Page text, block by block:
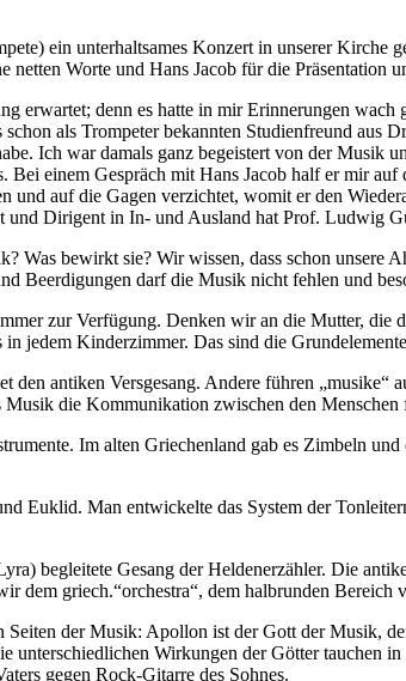
ein unterhaltsames Konzert in unserer
Worte und Hans Jacob für die Präsentation
erwartet; denn es hatte in mir Erinnerungen
als Trompeter bekannten Studienfreund aus
Ich war damals ganz begeistert von der Musik
Bei einem Gespräch mit Hans Jacob half er mir
auf die Gagen verzichtet, womit er den
Dirigent in In- und Ausland hat Prof. Ludwig
Was bewirkt sie? Wir wissen, dass schon unsere
Beerdigungen darf die Musik nicht fehlen und
zur Verfügung. Denken wir an die Mutter,
jedem Kinderzimmer. Das sind die
den antiken Versgesang. Andere führen
die Kommunikation zwischen den
Im alten Griechenland gab es Zimbeln
Euklid. Man entwickelte das System der
begleitete Gesang der Heldenerzähler. Die
dem griech.“orchestra“, dem halbrunden
der Musik: Apollon ist der Gott der Musik,
unterschiedlichen Wirkungen der Götter
gegen Rock-Gitarre des Sohnes.